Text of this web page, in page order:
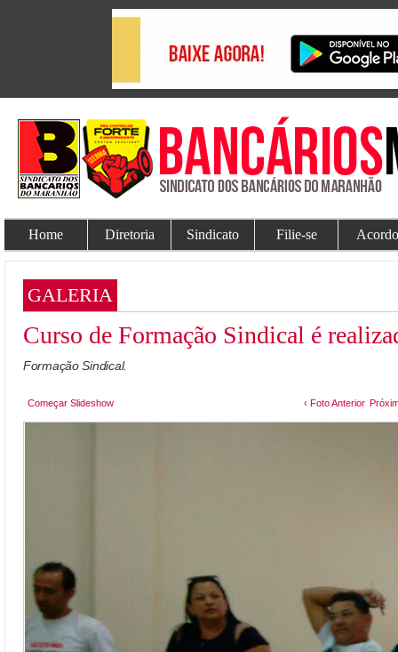
Home Diretoria Sindicato Filie-se
GALERIA
Curso de Formação Sindical é
Formação Sindical.
Começar Slideshow ‹ Foto Anterior